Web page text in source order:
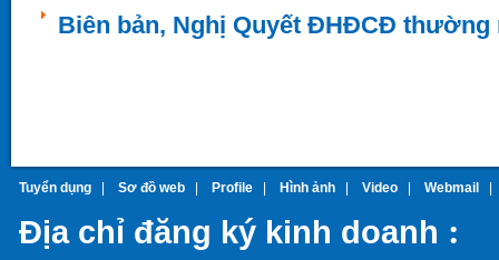
Biên bản, Nghị Quyết ĐHĐCĐ thường
Tuyển dụng Sơ đồ web Profile Hình ảnh Video Webmail
Địa chỉ đăng ký kinh doanh :